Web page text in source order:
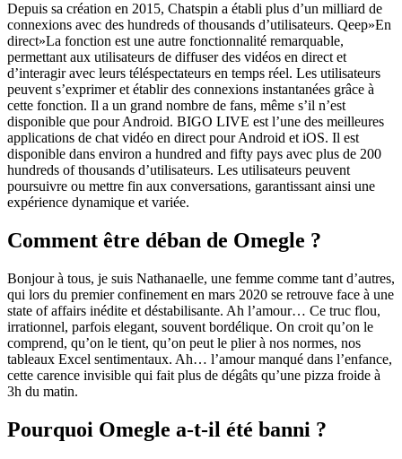
Depuis sa création en 2015, Chatspin a établi plus d’un milliard de
connexions avec des hundreds of thousands d’utilisateurs. Qeep»En
direct»La fonction est une autre fonctionnalité remarquable,
permettant aux utilisateurs de diffuser des vidéos en direct et
d’interagir avec leurs téléspectateurs en temps réel. Les utilisateurs
peuvent s’exprimer et établir des connexions instantanées grâce à
cette fonction. Il a un grand nombre de fans, même s’il n’est
disponible que pour Android. BIGO LIVE est l’une des meilleures
applications de chat vidéo en direct pour Android et iOS. Il est
disponible dans environ a hundred and fifty pays avec plus de 200
hundreds of thousands d’utilisateurs. Les utilisateurs peuvent
poursuivre ou mettre fin aux conversations, garantissant ainsi une
expérience dynamique et variée.
Comment être déban de Omegle ?
Bonjour à tous, je suis Nathanaelle, une femme comme tant d’autres,
qui lors du premier confinement en mars 2020 se retrouve face à une
state of affairs inédite et déstabilisante. Ah l’amour… Ce truc flou,
irrationnel, parfois elegant, souvent bordélique. On croit qu’on le
comprend, qu’on le tient, qu’on peut le plier à nos normes, nos
tableaux Excel sentimentaux. Ah… l’amour manqué dans l’enfance,
cette carence invisible qui fait plus de dégâts qu’une pizza froide à
3h du matin.
Pourquoi Omegle a-t-il été banni ?